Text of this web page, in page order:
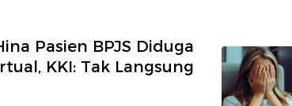
Pasien BPJS Diduga
KKI: Tak Langsung